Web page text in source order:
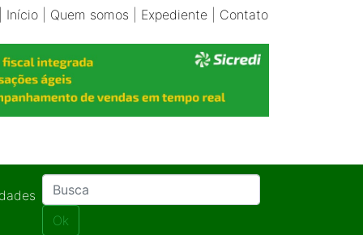
Início| Quem somos Expediente| Contato
Ok